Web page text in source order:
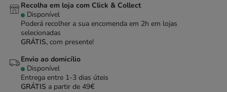
Recolha em loja com Click & Collect
Disponível
Poderá recolher a sua encomenda em 2h em lojas
selecionadas
GRÁTIS, com presente!
Envio ao domicílio
Disponível
Entrega entre 1-3 dias úteis
GRÁTIS a partir de 49€